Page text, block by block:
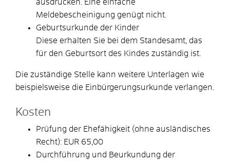
ausdrucken. Eine einfache
Meldebescheinigung genügt nicht.
Geburtsurkunde der Kinder
Diese erhalten Sie bei dem Standesamt, das
für den Geburtsort des Kindes zuständig ist.
Die zuständige Stelle kann weitere Unterlagen wie
beispielsweise die Einbürgerungsurkunde verlangen.
Kosten
Prüfung der Ehefähigkeit (ohne ausländisches
Recht): EUR 65,00
Durchführung und Beurkundung der